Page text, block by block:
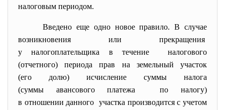
налоговым периодом.
Введено еще одно новое правило. В случае
возникновения или прекращения
у налогоплательщика в течение налогового
(отчетного) периода прав на земельный участок
(его долю) исчисление суммы налога
(суммы авансового платежа по налогу)
в отношении данного участка производится с учетом